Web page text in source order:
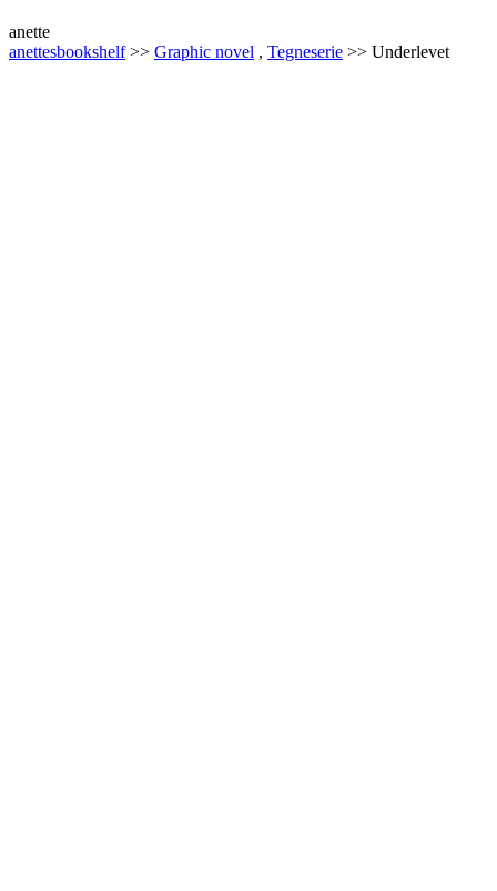
anette
anettesbookshelf>> Graphic novel , Tegneserie >> Underlevet